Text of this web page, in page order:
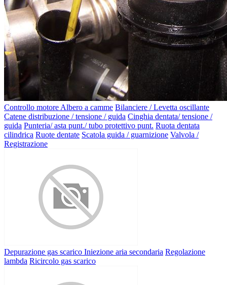
Controllo motore Albero a camme Bilanciere / Levetta oscillante
Catene distribuzione / tensione / guida Cinghia dentata/ tensione /
guida Punteria/ asta punt./ tubo protettivo punt. Ruota dentata
cilindrica Ruote dentate Scatola guida / guarnizione Valvola /
Registrazione
Depurazione gas scarico Iniezione aria secondaria Regolazione
lambda Ricircolo gas scarico